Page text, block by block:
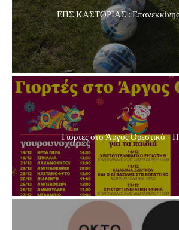
ΕΠΣ ΚΑΣΤΟΡΙΑΣ :
Γιορτες στο Άργος Ορεστικό -